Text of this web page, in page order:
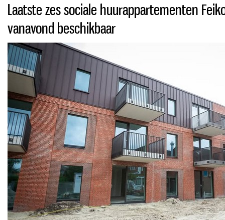
Laatste zes sociale huurappartementen
vanavond beschikbaar